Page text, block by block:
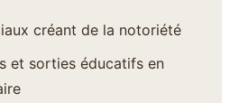
créant de la notoriété
et sorties éducatifs en